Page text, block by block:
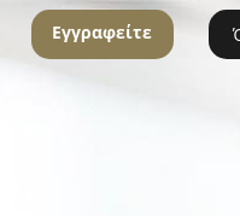
Εγγραφείτε